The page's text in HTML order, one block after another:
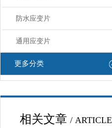
防水应变片
通用应变片
更多分类
相关文章 / ARTICLE